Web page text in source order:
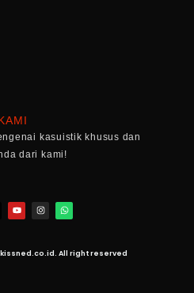
kasuistik khusus dan
dari kami!
All right reserved